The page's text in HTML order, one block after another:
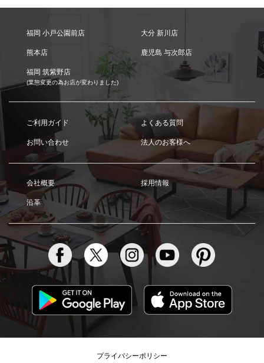
福岡 小戸公園前店 大分 新川店
熊本店 鹿児島 与次郎店
福岡 筑紫野店
(業態変更の為お店が変わりました)
ご利用ガイド よくある質問
お問い合わせ 法人のお客様へ
会社概要 採用情報
沿革
プライバシーポリシー